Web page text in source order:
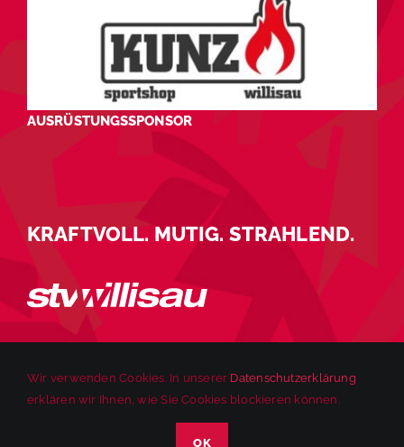
AUSRÜSTUNGSSPONSOR
KRAFTVOLL. MUTIG. STRAHLEND.
© 2025 STV Willisau | Alle Rechte vorbehalten. |
Wir verwenden Cookies. In unserer Datenschutzerklärung
erklären wir Ihnen, wie Sie Cookies blockieren können.
OK